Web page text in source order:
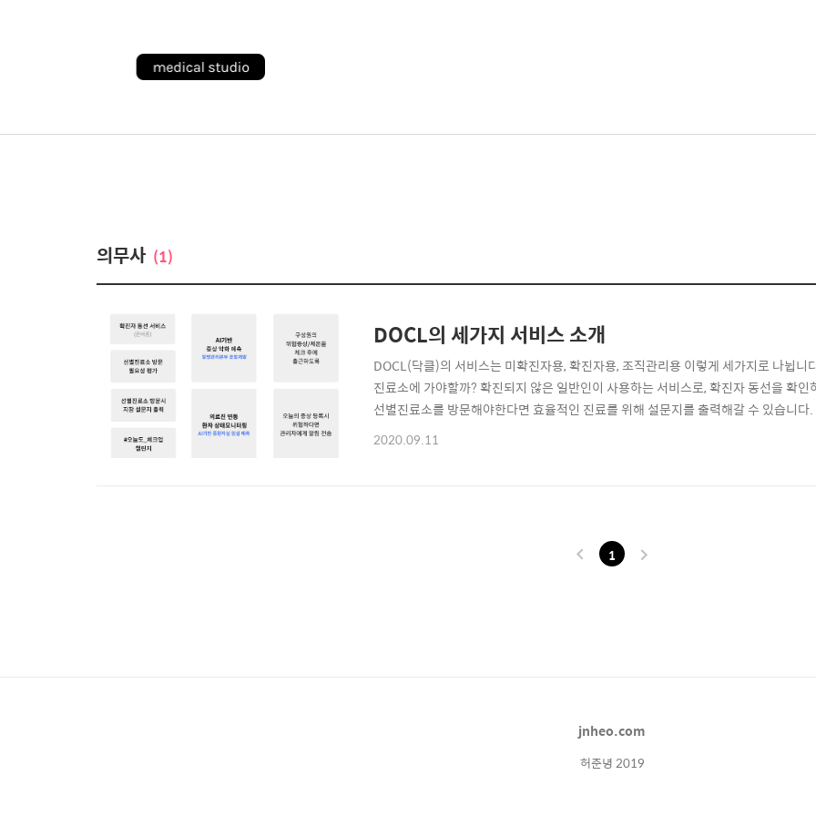
의무사 (1)
DOCL의 세가지 서비스 소개
DOCL(닥클)의 서비스는 미확진자용, 확진자용, 조직관리용 이렇게 세가지로 나뉩
진료소에 가야할까? 확진되지 않은 일반인이 사용하는 서비스로, 확진자 동선을 확
선별진료소를 방문해야한다면 효율적인 진료를 위해 설문지를 출력해갈 수 있습
의 Step 2. 본인의 상태를 를 선택 Step 3. 지도에서 확진자 동선을 확인하고, 본인과
2020.09.11
1
jnheo.com
허준녕 2019